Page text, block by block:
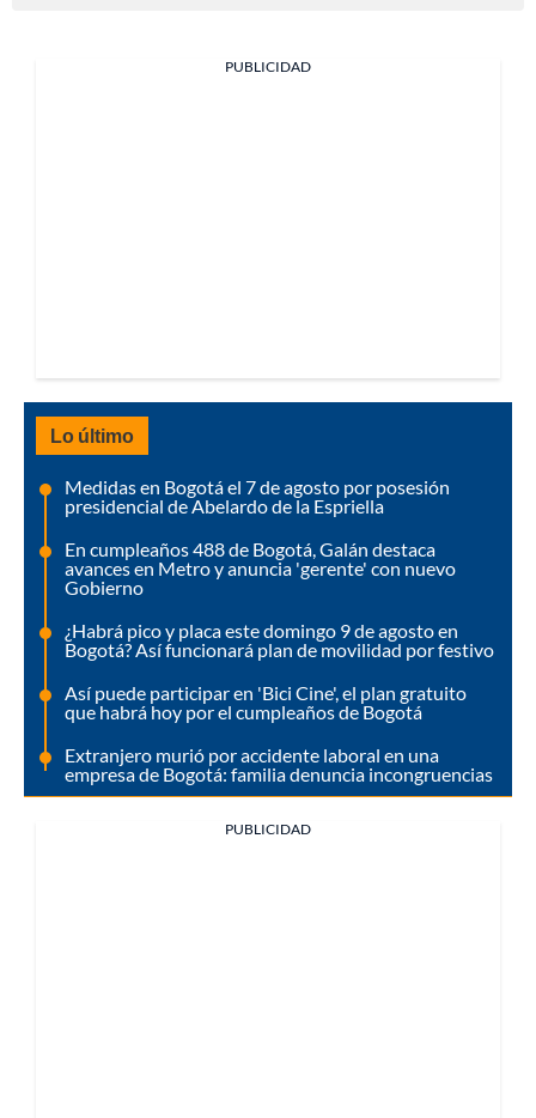
PUBLICIDAD
Lo último
Medidas en Bogotá el 7 de agosto por posesión
presidencial de Abelardo de la Espriella
En cumpleaños 488 de Bogotá, Galán destaca
avances en Metro y anuncia 'gerente' con nuevo
Gobierno
¿Habrá pico y placa este domingo 9 de agosto en
Bogotá? Así funcionará plan de movilidad por festivo
Así puede participar en 'Bici Cine', el plan gratuito
que habrá hoy por el cumpleaños de Bogotá
Extranjero murió por accidente laboral en una
empresa de Bogotá: familia denuncia incongruencias
PUBLICIDAD